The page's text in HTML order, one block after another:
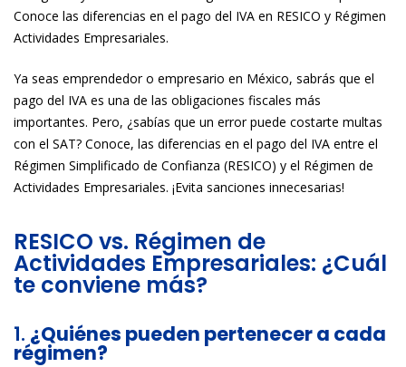
Conoce las diferencias en el pago del IVA en RESICO y Régimen
Actividades Empresariales.
Ya seas emprendedor o empresario en México, sabrás que el
pago del IVA es una de las obligaciones fiscales más
importantes. Pero, ¿sabías que un error puede costarte multas
con el SAT? Conoce, las diferencias en el pago del IVA entre el
Régimen Simplificado de Confianza (RESICO) y el Régimen de
Actividades Empresariales. ¡Evita sanciones innecesarias!
RESICO vs. Régimen de
Actividades Empresariales: ¿Cuál
te conviene más?
1. ¿Quiénes pueden pertenecer a cada
régimen?